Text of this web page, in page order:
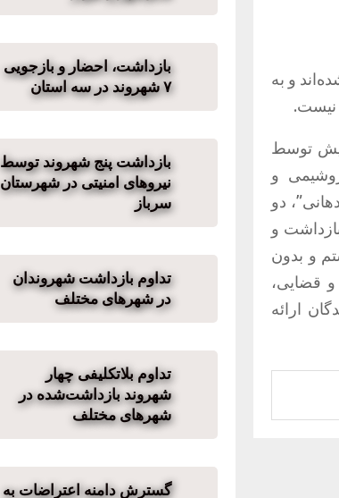
و به
نیست.
جدگال، دو برادر ساکن چابهار، حدود ۱۱ روز پیش توسط
و
دو
و
و بدون
و قضایی،
ارائه
بازداشت، احضار و بازجویی
۷ شهروند در سه استان
بازداشت پنج شهروند توسط
نیروهای امنیتی در شهرستان
سرباز
تداوم بازداشت شهروندان
در شهرهای مختلف
تداوم بلاتکلیفی چهار
شهروند بازداشت‌شده در
شهرهای مختلف
گسترش دامنه اعتراضات به